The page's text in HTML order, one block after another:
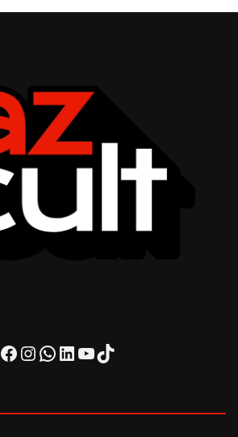
Facebook
Instagram
WhatsApp
LinkedIn
Youtube
TikTok